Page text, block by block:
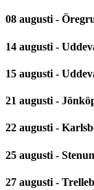
08 augusti -
14 augusti -
15 augusti -
21 augusti -
22 augusti -
25 augusti -
27 augusti -